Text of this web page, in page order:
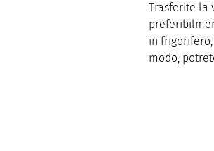
Trasferite la
in
modo,